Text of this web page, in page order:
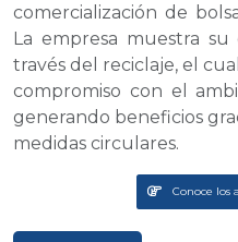
comercialización de
La empresa muestra
través del reciclaje, el
compromiso con el
generando beneficios
medidas circulares.
Conoce los